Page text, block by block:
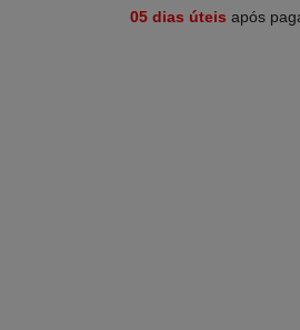
05 dias úteis após